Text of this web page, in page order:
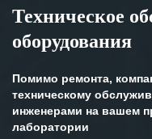
Мы
Техническое
оборудования
Помимо ремонта,
техническому
инженерами на вашем
лаборатории